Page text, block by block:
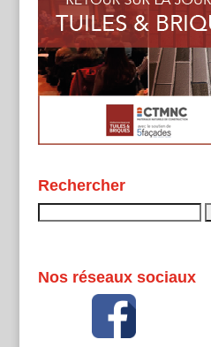
Rechercher
Nos réseaux sociaux